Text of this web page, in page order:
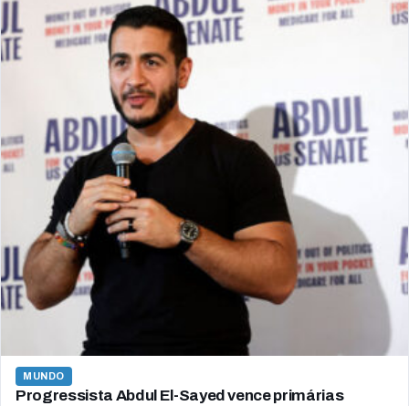
MUNDO
Progressista Abdul El-Sayed vence primárias